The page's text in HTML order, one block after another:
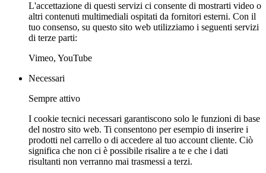
L'accettazione di questi servizi ci consente di mostrarti video o
altri contenuti multimediali ospitati da fornitori esterni. Con il
tuo consenso, su questo sito web utilizziamo i seguenti servizi
di terze parti:
Vimeo, YouTube
Necessari
Sempre attivo
I cookie tecnici necessari garantiscono solo le funzioni di base
del nostro sito web. Ti consentono per esempio di inserire i
prodotti nel carrello o di accedere al tuo account cliente. Ciò
significa che non ci è possibile risalire a te e che i dati
risultanti non verranno mai trasmessi a terzi.